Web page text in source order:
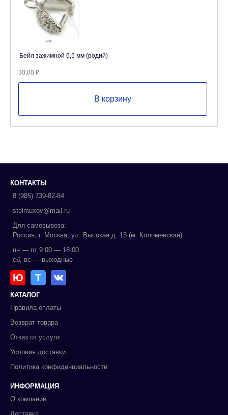
Бейл зажимной 6,5 мм (родий)
30,00 ₽
В корзину
КОНТАКТЫ
8 (985) 739-82-84
stelmuxov@mail.ru
Для самовывоза:
Россия, г. Москва, ул. Высокая д. 13 (м. Коломенская)
пн — пт 9:00 — 18:00
сб, вс — выходные
Ю Т
КАТАЛОГ
Правила оплаты
Возврат товара
Отказ от услуги
Условия доставки
Политика конфиденциальности
ИНФОРМАЦИЯ
О компании